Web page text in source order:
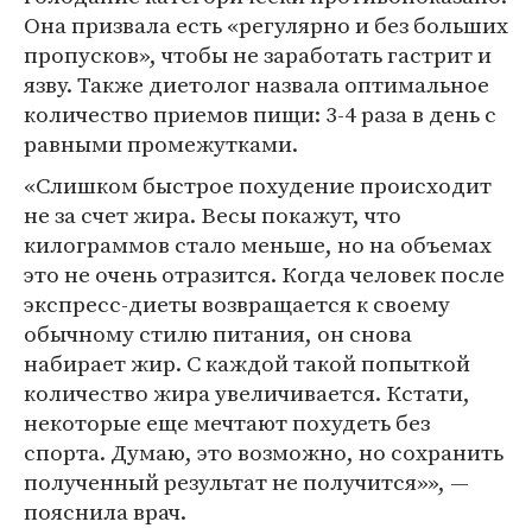
Она призвала есть «регулярно и без больших
пропусков», чтобы не заработать гастрит и
язву. Также диетолог назвала оптимальное
количество приемов пищи: 3-4 раза в день с
равными промежутками.
«Слишком быстрое похудение происходит
не за счет жира. Весы покажут, что
килограммов стало меньше, но на объемах
это не очень отразится. Когда человек после
экспресс-диеты возвращается к своему
обычному стилю питания, он снова
набирает жир. С каждой такой попыткой
количество жира увеличивается. Кстати,
некоторые еще мечтают похудеть без
спорта. Думаю, это возможно, но сохранить
полученный результат не получится»», —
пояснила врач.